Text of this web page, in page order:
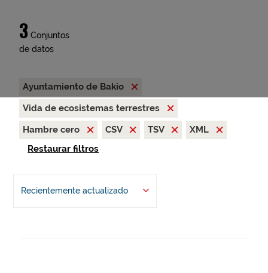
3 Conjuntos
de datos
Ayuntamiento de Bakio
Vida de ecosistemas terrestres
Hambre cero
CSV TSV
XML
Restaurar filtros
Recientemente actualizado